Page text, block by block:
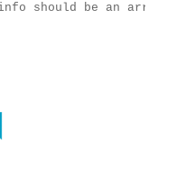
should be an